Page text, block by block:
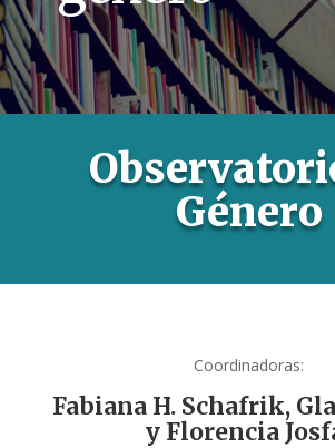
Género
Coordinadoras:
Fabiana H. Schafrik,
y Florencia